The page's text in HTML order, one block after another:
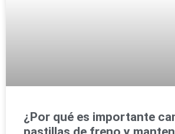
¿Por qué es importante